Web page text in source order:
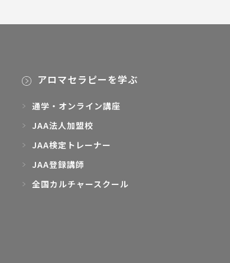
アロマセラピーを学ぶ
通学・オンライン講座
JAA法人加盟校
JAA検定トレーナー
JAA登録講師
全国カルチャースクール